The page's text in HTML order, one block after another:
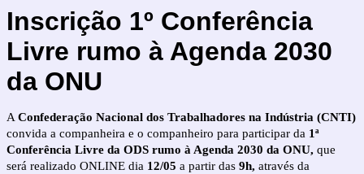
Inscrição 1º Conferência
Livre rumo à Agenda 2030
da ONU
A Confederação Nacional dos Trabalhadores na Indústria (CNTI)
convida a companheira e o companheiro para participar da 1ª
Conferência Livre da ODS rumo à Agenda 2030 da ONU, que
será realizado ONLINE dia 12/05 a partir das 9h, através da